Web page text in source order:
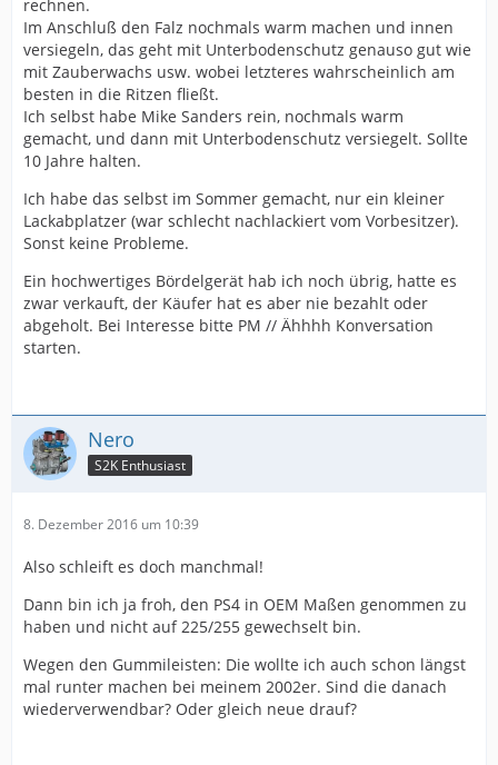
rechnen.
Im Anschluß den Falz nochmals warm machen und innen
versiegeln, das geht mit Unterbodenschutz genauso gut wie
mit Zauberwachs usw. wobei letzteres wahrscheinlich am
besten in die Ritzen fließt.
Ich selbst habe Mike Sanders rein, nochmals warm
gemacht, und dann mit Unterbodenschutz versiegelt. Sollte
10 Jahre halten.
Ich habe das selbst im Sommer gemacht, nur ein kleiner
Lackabplatzer (war schlecht nachlackiert vom Vorbesitzer).
Sonst keine Probleme.
Ein hochwertiges Bördelgerät hab ich noch übrig, hatte es
zwar verkauft, der Käufer hat es aber nie bezahlt oder
abgeholt. Bei Interesse bitte PM // Ähhhh Konversation
starten.
Nero
S2K Enthusiast
8. Dezember 2016 um 10:39
Also schleift es doch manchmal!
Dann bin ich ja froh, den PS4 in OEM Maßen genommen zu
haben und nicht auf 225/255 gewechselt bin.
Wegen den Gummileisten: Die wollte ich auch schon längst
mal runter machen bei meinem 2002er. Sind die danach
wiederverwendbar? Oder gleich neue drauf?